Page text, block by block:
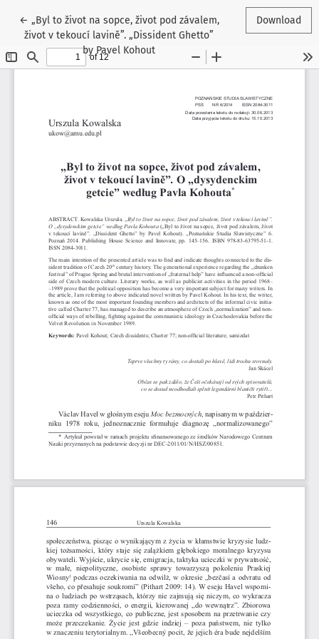
← Return to Article Details
„Byl to život na sopce, život pod závalem,
život v tekoucí lavině”. „Dissident Ghetto”
by Pavel Kohout
Download